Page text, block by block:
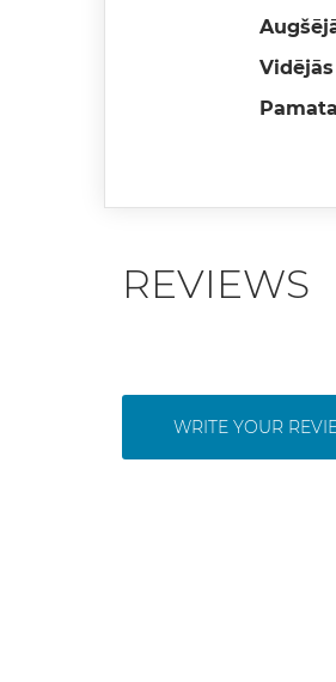
REVIEWS
WRITE YOUR